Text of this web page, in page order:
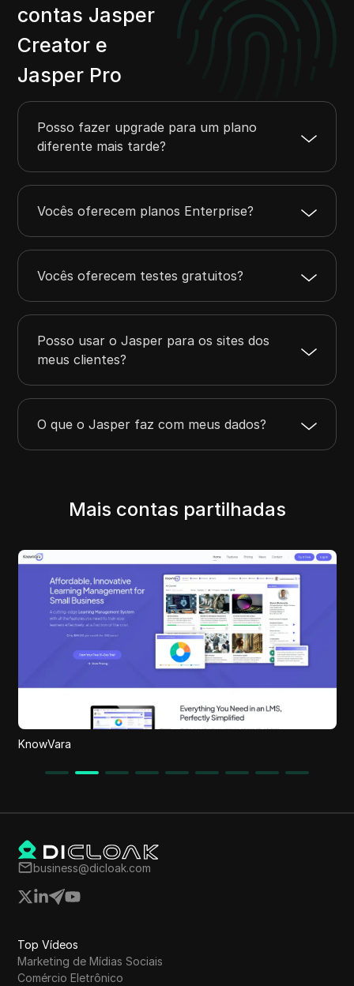
contas Jasper
Creator e
Jasper Pro
Posso fazer upgrade para um plano
diferente mais tarde?
Vocês oferecem planos Enterprise?
Vocês oferecem testes gratuitos?
Posso usar o Jasper para os sites dos
meus clientes?
O que o Jasper faz com meus dados?
Mais contas partilhadas
StorageIQ
business@dicloak.com
Top Vídeos
Marketing de Mídias Sociais
Comércio Eletrônico